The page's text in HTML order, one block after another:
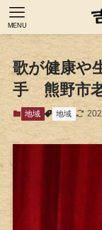
MENU
歌が健康や
手 熊野市
地域 地域